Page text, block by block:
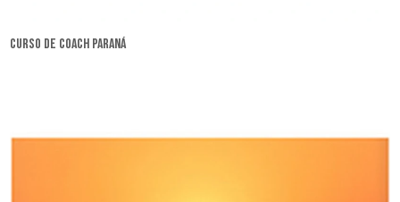
curso de coach Paraná